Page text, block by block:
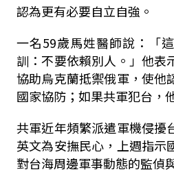
認為更有必要自立自強。
一名59歲馬姓醫師說：「
訓：不要依賴別人。」他表
協助烏克蘭抵禦俄軍，使他
國家協防；如果共軍犯台，
共軍近年頻繁派遣軍機侵擾
英文為安撫民心，上週指示
對台海周邊軍事動態的監偵